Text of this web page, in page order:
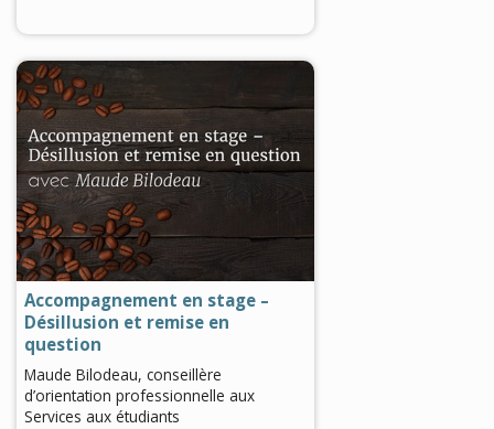
0
seconds
of
0
seconds
Accompagnement en stage –
Désillusion et remise en
question
Maude Bilodeau, conseillère
d’orientation professionnelle aux
Services aux étudiants